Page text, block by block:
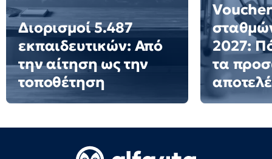
Διορισμοί 5.487
εκπαιδευτικών: Από
την αίτηση ως την
τοποθέτηση
2027:
τα